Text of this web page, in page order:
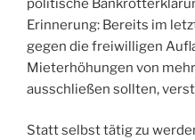
Erinnerung: Bereits im
gegen die freiwilligen
Mieterhöhungen von mehr
ausschließen sollten,
Statt selbst tätig zu